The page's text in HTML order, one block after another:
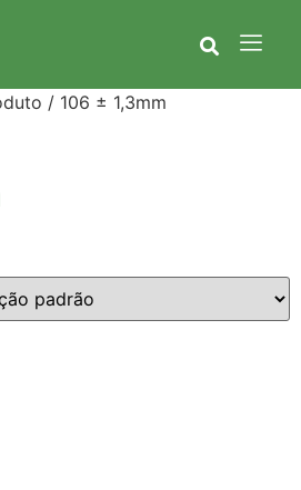
/ 106 ± 1,3mm